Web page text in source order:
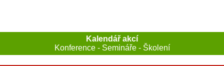
Kalendář akcí
Konference - Semináře - Školení